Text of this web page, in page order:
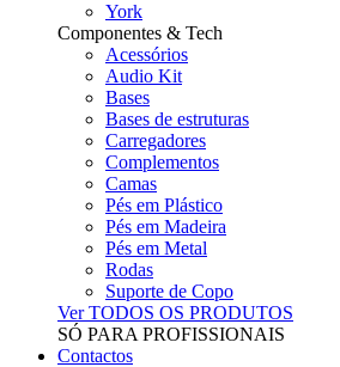
York
Componentes & Tech
Acessórios
Audio Kit
Bases
Bases de estruturas
Carregadores
Complementos
Camas
Pés em Plástico
Pés em Madeira
Pés em Metal
Rodas
Suporte de Copo
Ver TODOS OS PRODUTOS
SÓ PARA PROFISSIONAIS
Contactos